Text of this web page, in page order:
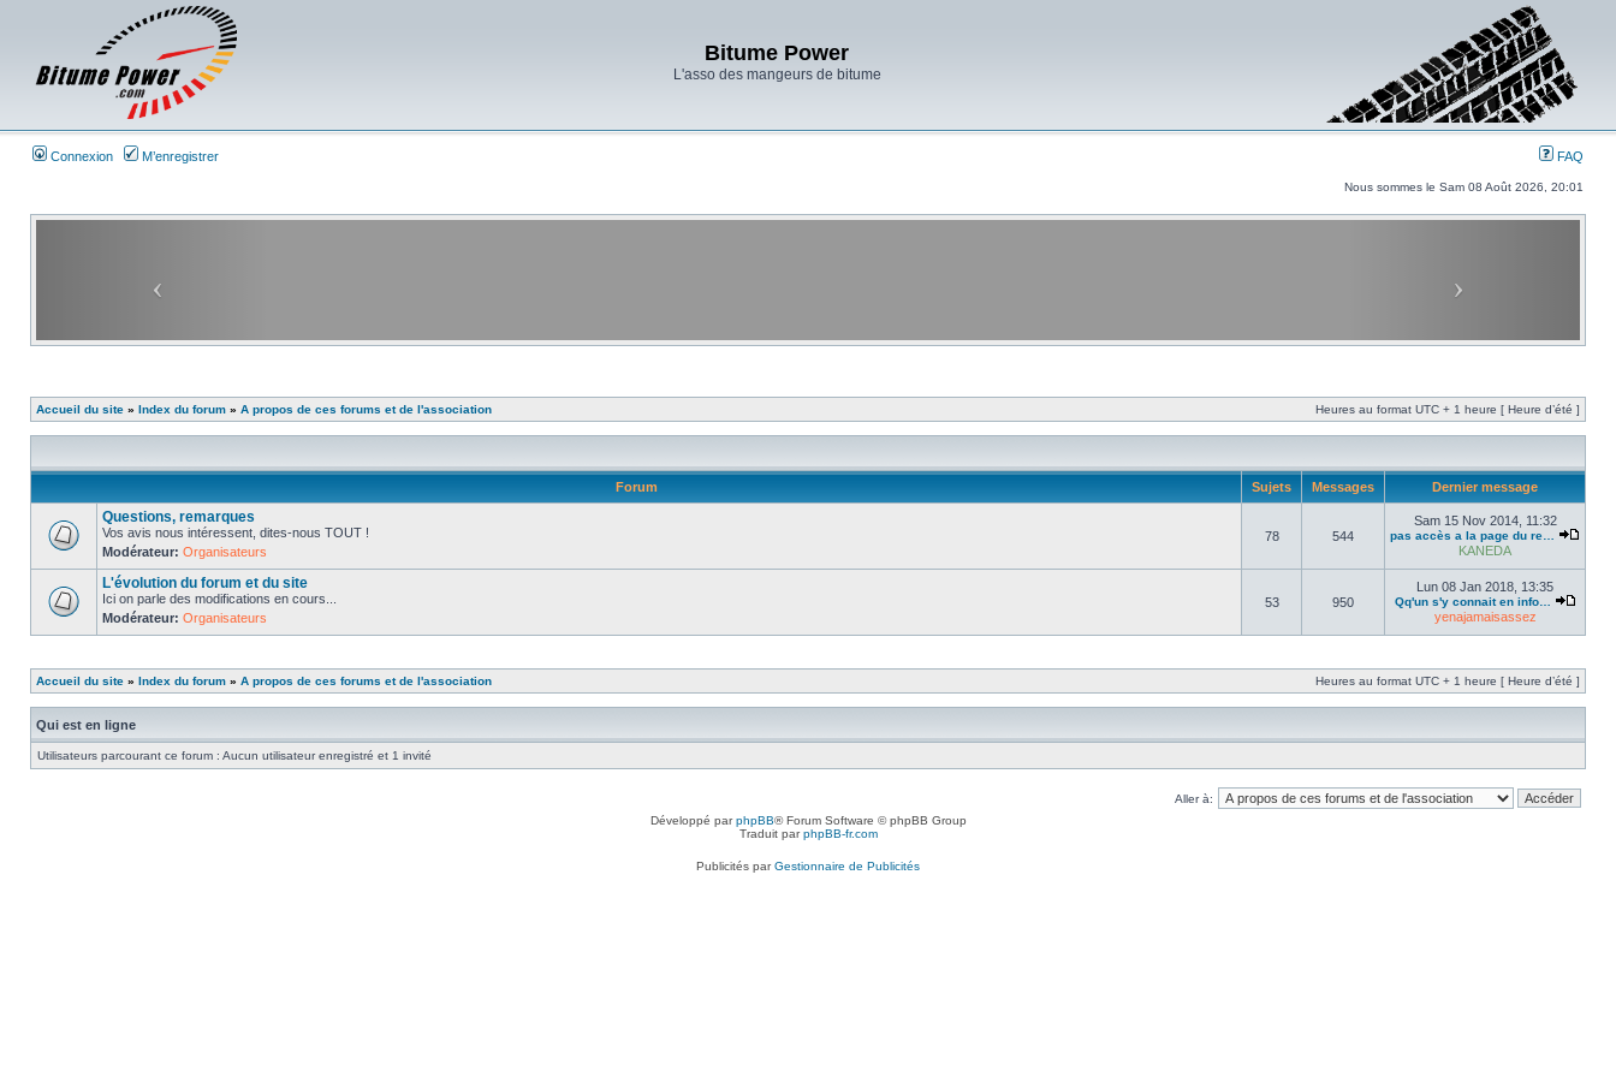
Bitume Power
L'asso des mangeurs de bitume
Connexion M’enregistrer FAQ
Nous sommes le Sam 08 Août 2026, 20:01
Accueil du site » Index du forum » A propos de ces forums et de l'association Heures au format UTC + 1 heure [ Heure d’été ]
Forum Sujets Messages Dernier message
Questions, remarques
Vos avis nous intéressent, dites-nous TOUT !
Modérateur: Organisateurs
78 544
Sam 15 Nov 2014, 11:32
pas accès a la page du re…
KANEDA
L'évolution du forum et du site
Ici on parle des modifications en cours...
Modérateur: Organisateurs
53 950
Lun 08 Jan 2018, 13:35
Qq'un s'y connait en info…
yenajamaisassez
Accueil du site » Index du forum » A propos de ces forums et de l'association Heures au format UTC + 1 heure [ Heure d’été ]
Qui est en ligne
Utilisateurs parcourant ce forum : Aucun utilisateur enregistré et 1 invité
Aller à:
Développé parphpBB® Forum Software © phpBB Group
Traduit parphpBB-fr.com
Publicités parGestionnaire de Publicités